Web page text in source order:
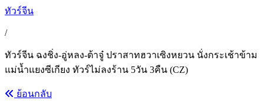
ทัวร์จีน
/
ทัวร์จีน ฉงชิ่ง-อู่หลง-ต้าจู๋ ปราสาทฮวาเซิงหยวน นั่งกระเช้าข้าม
แม่น้ำแยงซีเกียง ทัวร์ไม่ลงร้าน 5วัน 3คืน (CZ)
ย้อนกลับ